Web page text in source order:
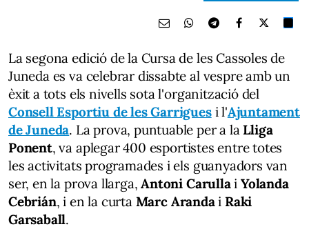
La segona edició de la Cursa de les Cassoles de
Juneda es va celebrar dissabte al vespre amb un
èxit a tots els nivells sota l'organització del
Consell Esportiu de les Garriguesi l'Ajuntament
de Juneda. La prova, puntuable per a la Lliga
Ponent, va aplegar 400 esportistes entre totes
les activitats programades i els guanyadors van
ser, en la prova llarga,Antoni CarullaiYolanda
Cebrián, i en la curta Marc Arandai Raki
Garsaball.